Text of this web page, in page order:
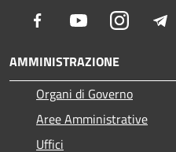
Facebook YoutubeInstagram
AMMINISTRAZIONE
Organi di Governo
Aree Amministrative
Uffici